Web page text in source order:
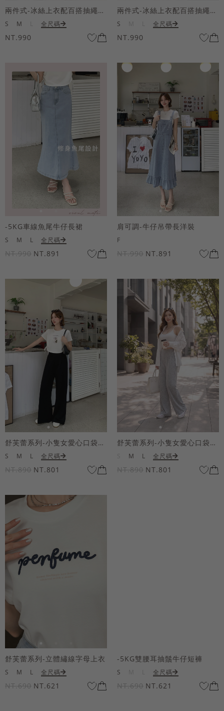
兩件式-冰絲上衣配百搭抽繩短洋裝
S M 全尺碼
NT.990
兩件式-冰絲上衣配百搭抽繩短洋裝
S 全尺碼
NT.990
-5KG車線魚尾牛仔長裙
S M L 全尺碼
NT.990 NT.891
肩可調-牛仔吊帶長洋裝
F
NT.990 NT.891
舒芙蕾系列-小隻女愛心口袋寬褲
S M L 全尺碼
NT.890 NT.801
舒芙蕾系列-小隻女愛心口袋寬褲
M L 全尺碼
NT.890 NT.801
舒芙蕾系列-立體繡線字母上衣
S M L 全尺碼
NT.690 NT.621
-5KG雙腰耳抽鬚牛仔短褲
S 全尺碼
NT.690 NT.621